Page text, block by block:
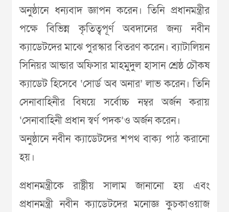
অনুষ্ঠানে ধন্যবাদ জ্ঞাপন করেন। তিনি প্রধানমন্ত্রীর
পক্ষে বিভিন্ন কৃতিত্বপূর্ণ অবদানের জন্য নবীন
ক্যাডেটদের মাঝে পুরস্কার বিতরণ করেন। ব্যাটালিয়ন
সিনিয়র আন্ডার অফিসার মাহমুদুল হাসান শ্রেষ্ঠ চৌকষ
ক্যাডেট হিসেবে ‘সোর্ড অব অনার’ লাভ করেন। তিনি
সেনাবাহিনীর বিষয়ে সর্বোচ্চ নম্বর অর্জন করায়
‘সেনাবাহিনী প্রধান স্বর্ণ পদক’ও অর্জন করেন।
অনুষ্ঠানে নবীন ক্যাডেটদের শপথ বাক্য পাঠ করানো
হয়।
প্রধানমন্ত্রীকে রাষ্ট্রীয় সালাম জানানো হয় এবং
প্রধানমন্ত্রী নবীন ক্যাডেটদের মনোজ্ঞ কুচকাওয়াজ